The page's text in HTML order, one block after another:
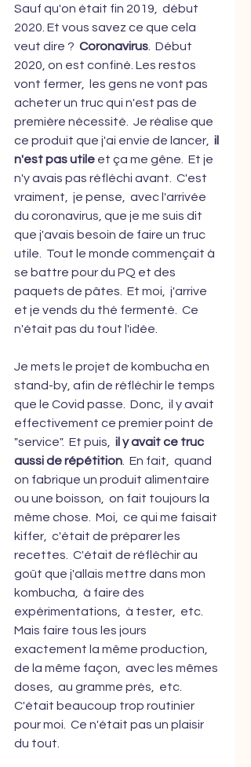
Sauf qu'on était fin 2019,  début
2020. Et vous savez ce que cela
veut dire ? Coronavirus .  Début
2020, on est confiné. Les restos
vont fermer,  les gens ne vont pas
acheter un truc qui n'est pas de
première nécessité.  Je réalise que
ce produit que j'ai envie de lancer, il
n'est pas utile et ça me gêne.  Et je
n'y avais pas réfléchi avant.  C'est
vraiment,  je pense,  avec l'arrivée
du coronavirus, que je me suis dit
que j'avais besoin de faire un truc
utile.  Tout le monde commençait à
se battre pour du PQ et des
paquets de pâtes.  Et moi,  j'arrive
et je vends du thé fermenté.  Ce
n'était pas du tout l'idée.
Je mets le projet de kombucha en
stand-by, afin de réfléchir le temps
que le Covid passe.  Donc,  il y avait
effectivement ce premier point de
"service".  Et puis,
il y avait ce truc
aussi de répétition .  En fait,  quand
on fabrique un produit alimentaire
ou une boisson,  on fait toujours la
même chose.  Moi,  ce qui me faisait
kiffer,  c'était de préparer les
recettes.  C'était de réfléchir au
goût que j'allais mettre dans mon
kombucha,  à faire des
expérimentations,  à tester,  etc.
Mais faire tous les jours
exactement la même production,
de la même façon,  avec les mêmes
doses,  au gramme près,  etc.
C'était beaucoup trop routinier
pour moi.  Ce n'était pas un plaisir
du tout.